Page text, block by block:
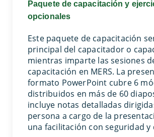
Paquete de capacitación y
opcionales
Este paquete de capacitación
principal del capacitador o
mientras imparte las sesiones
capacitación en MERS. La
formato PowerPoint cubre 6
distribuidos en más de 60
incluye notas detalladas
persona a cargo de la
una facilitación con seguridad y